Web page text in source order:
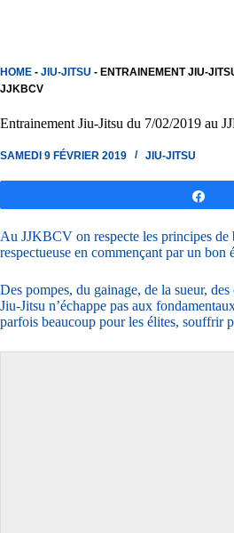
HOME - JIU-JITSU - ENTRAINEMENT JIU-
JJKBCV
Entrainement Jiu-Jitsu du 7/02/2019 au
SAMEDI 9 FÉVRIER 2019 JIU-JITSU
Au JJKBCV on respecte les principes de
respectueuse en commençant par un bon
Des pompes, du gainage, de la sueur, des
Jiu-Jitsu n’échappe pas aux
parfois beaucoup pour les élites, souffrir